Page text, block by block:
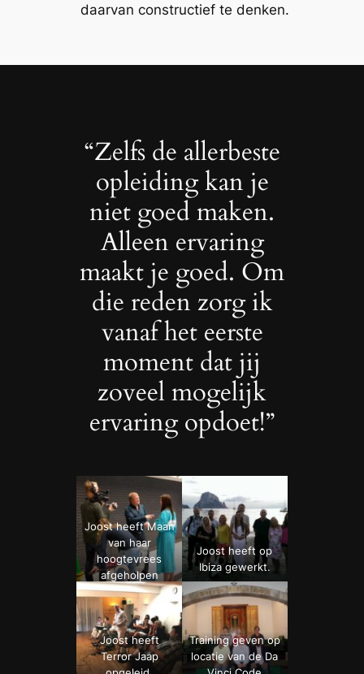
daarvan constructief te denken.
“Zelfs de allerbeste
opleiding kan je
niet goed maken.
Alleen ervaring
maakt je goed. Om
die reden zorg ik
vanaf het eerste
moment dat jij
zoveel mogelijk
ervaring opdoet!”
Joost heeft Maan
van haar
hoogtevrees
afgeholpen
Joost heeft op
Ibiza gewerkt.
Joost heeft
Terror Jaap
Training geven op
locatie van de Da